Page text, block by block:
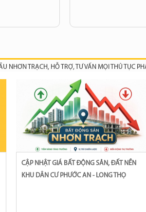
NHƠN TRẠCH, HỖ TRỢ, TƯ VẤN MỌI THỦ TỤC
CẬP NHẬT GIÁ BẤT ĐỘNG SẢN, ĐẤT NỀN
KHU DÂN CƯ PHƯỚC AN - LONG THỌ